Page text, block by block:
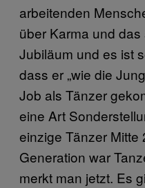
arbeitenden
über Karma und
Jubiläum und es ist
dass er „wie die
Job als Tänzer
eine Art
einzige Tänzer Mitte
Generation war
merkt man jetzt. Es